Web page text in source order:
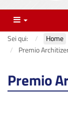
Menu
Sei qui: Home
Premio
Premio